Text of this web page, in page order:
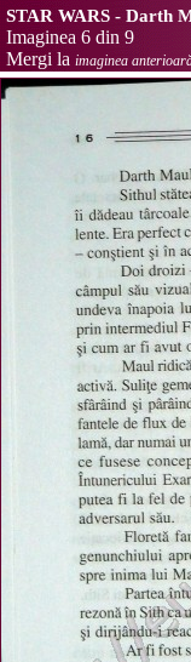
STAR WARS - Darth
Imaginea 6 din 9
Mergi la imaginea